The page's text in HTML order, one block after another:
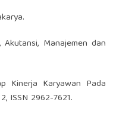
Manajemen dan
Kinerja Karyawan Pada
ISSN 2962-7621.